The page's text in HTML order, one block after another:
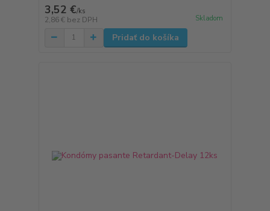
3,52 €/ks
2,86 € bez DPH Skladom
Pridať do košíka